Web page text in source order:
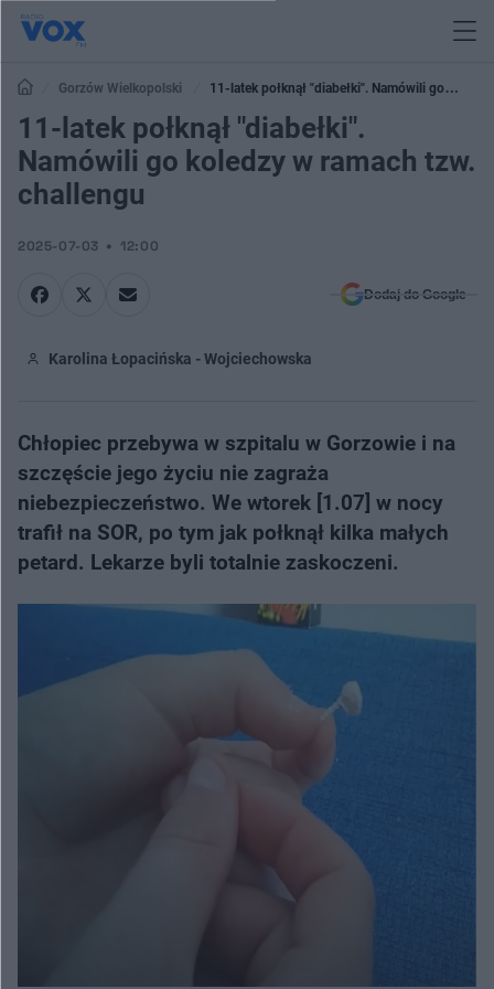
Gorzów Wielkopolski
​11-latek połknął "diabełki". Namówili go
koledzy w ramach tzw. challengu
​11-latek połknął "diabełki".
Namówili go koledzy w ramach tzw.
challengu
2025-07-03 12:00
Dodaj do Google
Karolina Łopacińska - Wojciechowska
Chłopiec przebywa w szpitalu w Gorzowie i na
szczęście jego życiu nie zagraża
niebezpieczeństwo. We wtorek [1.07] w nocy
trafił na SOR, po tym jak połknął kilka małych
petard. Lekarze byli totalnie zaskoczeni.